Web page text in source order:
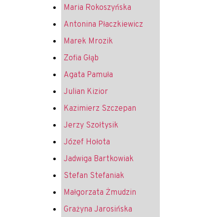
Maria Rokoszyńska
Antonina Płaczkiewicz
Marek Mrozik
Zofia Głąb
Agata Pamuła
Julian Kizior
Kazimierz Szczepan
Jerzy Szołtysik
Józef Hołota
Jadwiga Bartkowiak
Stefan Stefaniak
Małgorzata Żmudzin
Grażyna Jarosińska